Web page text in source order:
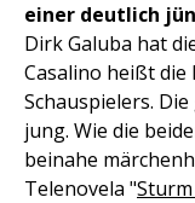
einer deutlich
Dirk Galuba hat
Casalino heißt die
Schauspielers.
jung. Wie die
beinahe
Telenovela "